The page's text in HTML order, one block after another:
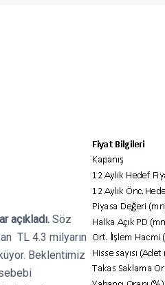
açıkladı. Söz
TL 4.3 milyarın
Beklentimiz